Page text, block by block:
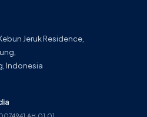
Jeruk Residence,
Indonesia